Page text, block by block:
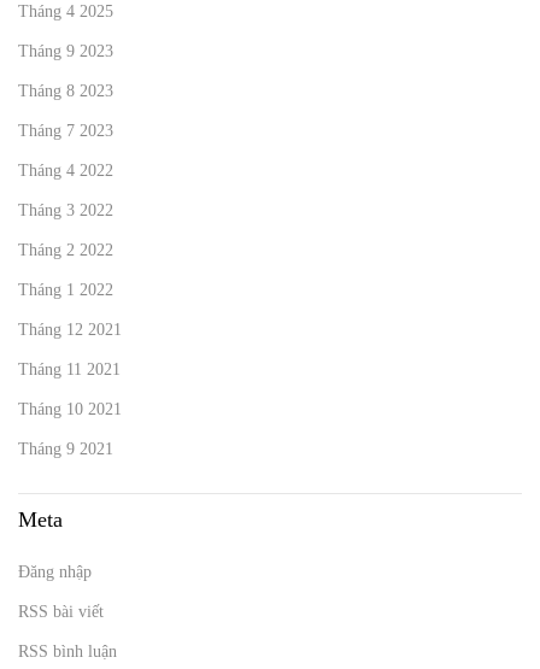
Tháng 4 2025
Tháng 9 2023
Tháng 8 2023
Tháng 7 2023
Tháng 4 2022
Tháng 3 2022
Tháng 2 2022
Tháng 1 2022
Tháng 12 2021
Tháng 11 2021
Tháng 10 2021
Tháng 9 2021
Meta
Đăng nhập
RSS bài viết
RSS bình luận